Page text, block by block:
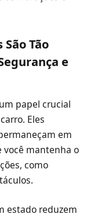
Tão
e
papel crucial
Eles
em
mantenha o
como
estado reduzem